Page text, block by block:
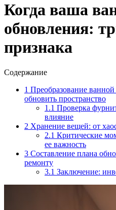
Когда ваша
обновления:
признака
Содержание
1 Преобразование
обновить пространство
1.1 Проверка
влияние
2 Хранение вещей: от
2.1 Критические
ее важность
3 Составление плана
ремонту
3.1 Заключение: